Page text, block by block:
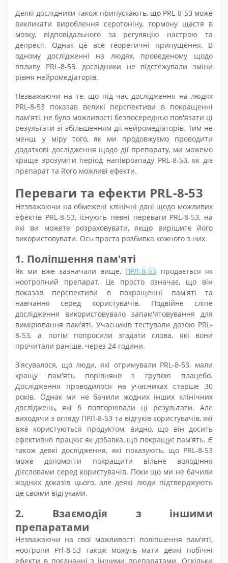
Деякі дослідники також припускають, що PRL-8-53 може
викликати вироблення серотоніну, гормону щастя в
мозку, відповідального за регуляцію настрою та
депресії. Однак це все теоретичні припущення. В
одному дослідженні на людях, проведеному щодо
впливу PRL-8-53, дослідники не відстежували зміни
рівня нейромедіаторів.
Незважаючи на те, що під час дослідження на людях
PRL-8-53 показав великі перспективи в покращенні
пам'яті, не було можливості безпосередньо пов'язати ці
результати зі збільшенням дії нейромедіаторів. Тим не
менш, у міру того, як ми продовжуємо проводити
додаткові дослідження щодо дії препарату, ми можемо
краще зрозуміти період напіврозпаду PRL-8-53, як діє
препарат та його можливі ефекти.
Переваги та ефекти PRL-8-53
Незважаючи на обмежені клінічні дані щодо можливих
ефектів PRL-8-53, існують певні переваги PRL-8-53, на
які ви можете розраховувати, якщо вирішите його
використовувати. Ось проста розбивка кожного з них.
1. Поліпшення пам'яті
Як ми вже зазначали вище, ПРЛ-8-53 продається як
ноотропний препарат. Це просто означає, що він
показав перспективи в покращенні пам'яті та
навчання серед користувачів. Подвійне сліпе
дослідження використовувало запам'ятовування для
вимірювання пам'яті. Учасників тестували дозою PRL-
8-53, а потім попросили згадати слова, які вони
прочитали раніше, через 24 години.
З'ясувалося, що люди, які отримували PRL-8-53, мали
кращу пам'ять порівняно з групою плацебо.
Дослідження проводилося на учасниках старше 30
років. Однак ми не бачили жодних інших клінічних
досліджень, які б повторювали ці результати. Але
виходячи з огляду ПРЛ-8-53 та відгуків користувачів, які
вже користуються продуктом, видно, що він досить
ефективно працює як добавка, що покращує пам'ять. Є
також деякі дослідження, які показують, що PRL-8-53
може допомогти покращити вільне володіння
дієсловами серед користувачів. Поки що ми не бачили
жодних доказів цього, але деякі люди підтверджують
це своїми відгуками.
2. Взаємодія з іншими
препаратами
Незважаючи на свої можливості поліпшення пам'яті,
ноотропи Prl-8-53 також можуть мати деякі побічні
ефекти в поєднанні з іншими препаратами. Оскільки